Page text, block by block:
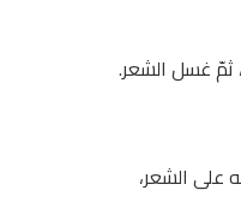
ثمّ غسل الشعر.
على الشعر،